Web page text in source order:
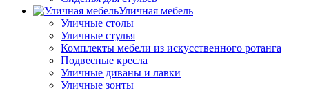
Уличная мебель
Уличные столы
Уличные стулья
Комплекты мебели из искусственного ротанга
Подвесные кресла
Уличные диваны и лавки
Уличные зонты